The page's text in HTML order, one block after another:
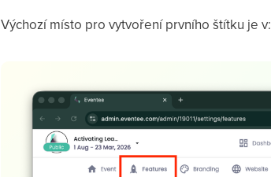
Výchozí místo pro vytvoření prvního štítku je v: